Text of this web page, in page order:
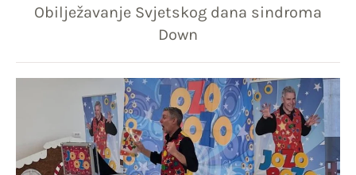
Obilježavanje Svjetskog dana sindroma
Down